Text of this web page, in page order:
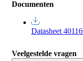
Documenten
Datasheet
Veelgestelde vragen